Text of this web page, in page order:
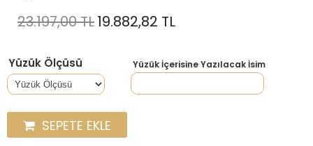
23.197,00 TL19.882,82 TL
Yüzük Ölçüsü Yüzük İçerisine Yazılacak İsim
SEPETE EKLE